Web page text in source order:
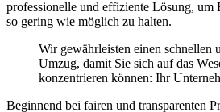
professionelle und effiziente Lösung, um
so gering wie möglich zu halten.
Wir gewährleisten einen schnellen
Umzug, damit Sie sich auf das
konzentrieren können: Ihr
Beginnend bei fairen und transparenten